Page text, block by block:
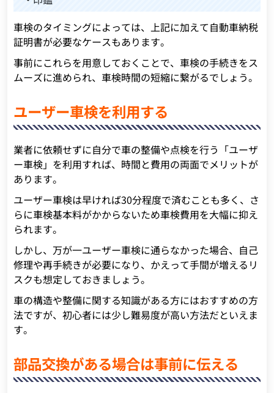
車検のタイミングによっては、上記に加えて自動車納税
証明書が必要なケースもあります。
事前にこれらを用意しておくことで、車検の手続きをス
ムーズに進められ、車検時間の短縮に繋がるでしょう。
ユーザー車検を利用する
業者に依頼せずに自分で車の整備や点検を行う「ユーザ
ー車検」を利用すれば、時間と費用の両面でメリットが
あります。
ユーザー車検は早ければ30分程度で済むことも多く、さ
らに車検基本料がかからないため車検費用を大幅に抑え
られます。
しかし、万が一ユーザー車検に通らなかった場合、自己
修理や再手続きが必要になり、かえって手間が増えるリ
スクも想定しておきましょう。
車の構造や整備に関する知識がある方にはおすすめの方
法ですが、初心者には少し難易度が高い方法だといえま
す。
部品交換がある場合は事前に伝える